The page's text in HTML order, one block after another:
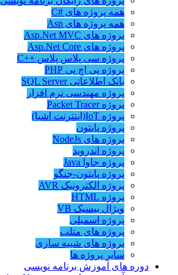
همه پروژه های #C
همه پروژه های Asp
پروژه های Asp.Net MVC
پروژه های Asp.Net Core
پروژه سی پلاس پلاس ++C
پروژه پی اچ پی PHP
بانک اطلاعاتی SQL Server
پروژه مهندسی نرم افزار
پروژه Packet Tracer
پروژه IoT(اینترنت اشیا)
پروژه پایتون
پروژه های NodeJs
پروژه اندروید
پروژه جاوا Java
پروژه پایتون-جنگو
پروژه الکترونیک AVR
پروژه HTML
ویژال بیسیک VB
پروژه اسمبلی
پروژه های متلب
پروژه های شبیه سازی
سایر پروژه ها
دوره های آموزش برنامه نویسی